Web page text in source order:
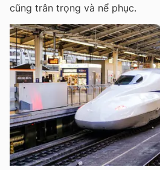
cũng trân trọng và nể phục.